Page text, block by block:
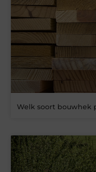
Welk soort bouwhek